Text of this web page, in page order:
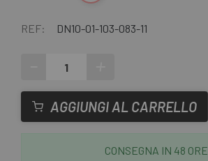
REF: DN10-01-103-083-11
AGGIUNGI AL CARRELLO
CONSEGNA IN 48 ORE